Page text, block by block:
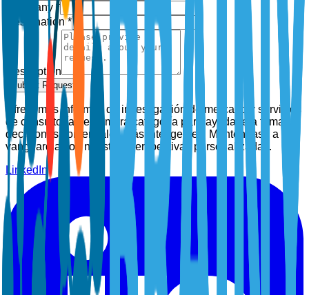
Company *
Designation *
Description
Submit Request
Ofrecemos informes de investigación de mercado y servicios
de consultoría de primera categoría para ayudarle a tomar
decisiones comerciales más inteligentes. Manténgase a la
vanguardia con nuestras perspectivas personalizadas.
LinkedIn